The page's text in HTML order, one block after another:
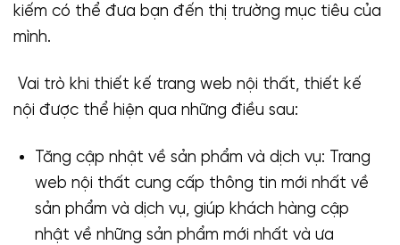
kiếm có thể đưa bạn đến thị trường mục tiêu của
mình.
Vai trò khi thiết kế trang web nội thất, thiết kế
nội được thể hiện qua những điều sau:
Tăng cập nhật về sản phẩm và dịch vụ: Trang
web nội thất cung cấp thông tin mới nhất về
sản phẩm và dịch vụ, giúp khách hàng cập
nhật về những sản phẩm mới nhất và ưa